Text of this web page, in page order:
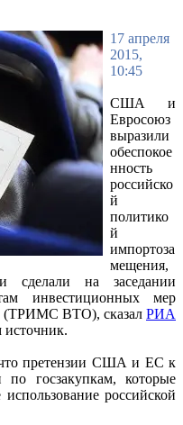
17 апреля
2015,
10:45
США и
Евросоюз
выразили
обеспокое
нность
российско
й
политико
й
импортоза
мещения,
сделали на заседании
инвестиционных мер
(ТРИМС ВТО), сказал РИА
источник.
что претензии США и ЕС к
по госзакупкам, которые
российской